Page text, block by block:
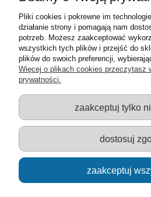
Warunki
Moje konto
Informacje o
Sklep z zabawkami Łódź ::
edukacyjne :: Zestawy artystyczne ::
:: Zabawkownia :: zabawki dla dzieci
szkolne ::
Pliki cookies i pokrewne im
działanie strony i pomagają nam
potrzeb. Możesz zaakceptować
wszystkich tych plików i przejść do
plików do swoich preferencji,
Więcej o plikach cookies przeczytasz
prywatności.
zaakceptuj tylko
dostosuj
zaakceptuj